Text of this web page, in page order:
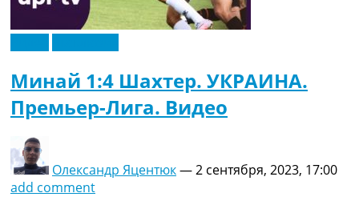
Минай 1:4 Шахтер. УКРАИНА.
Премьер-Лига. Видео
Олександр Яцентюк—2 сентября, 2023, 17:00
add comment